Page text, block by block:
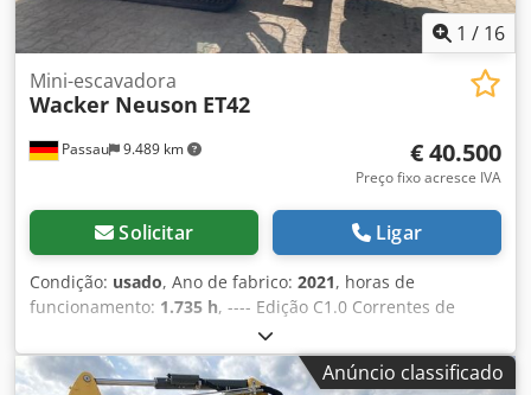
1 / 16
Passau 9.489 km
Mini-escavadora
Wacker Neuson ET42
€ 40.500
Preço fixo acresce IVA
Solicitar Ligar
Condição: usado, Ano de fabrico: 2021, horas de
funcionamento: 1.735 h, ---- Edição C1.0 Correntes de
borracha Lâmina niveladora Braço articulado monobloco
Sistema de climatização automático 3.º circuito hidráulico
Dkodpfeznhvyox Ak Djr Inclui o sistema HS03 Powertilt
Anúncio classificado